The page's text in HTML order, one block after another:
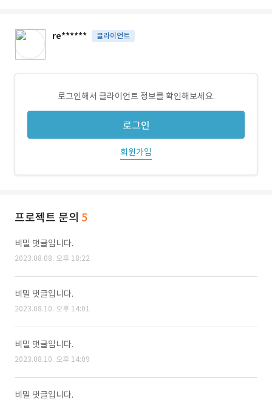
re****** 클라이언트
로그인해서 클라이언트 정보를 확인해보세요.
로그인
회원가입
프로젝트 문의 5
비밀 댓글입니다.
2023.08.08. 오후 18:22
비밀 댓글입니다.
2023.08.10. 오후 14:01
비밀 댓글입니다.
2023.08.10. 오후 14:09
비밀 댓글입니다.